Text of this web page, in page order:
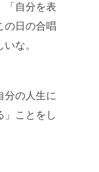
「自分を表
の日の合唱
な。
分の人生に
」ことをし